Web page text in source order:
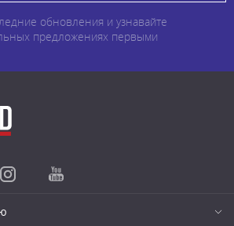
обновления и узнавайте
предложениях первыми